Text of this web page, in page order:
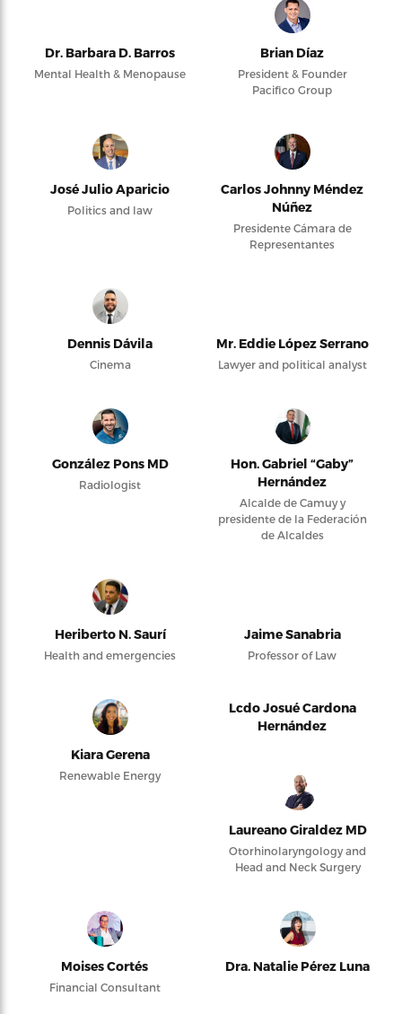
Dr. Barbara D. Barros
Mental Health & Menopause
Brian Díaz
President & Founder
Pacifico Group
José Julio Aparicio
Politics and law
Carlos Johnny Méndez
Núñez
Presidente Cámara de
Representantes
Dennis Dávila
Cinema
Mr. Eddie López Serrano
Lawyer and political analyst
González Pons MD
Radiologist
Hon. Gabriel “Gaby”
Hernández
Alcalde de Camuy y
presidente de la Federación
de Alcaldes
Heriberto N. Saurí
Health and emergencies
Jaime Sanabria
Professor of Law
Kiara Gerena
Renewable Energy
Lcdo Josué Cardona
Hernández
Laureano Giraldez MD
Otorhinolaryngology and
Head and Neck Surgery
Moises Cortés
Financial Consultant
Dra. Natalie Pérez Luna